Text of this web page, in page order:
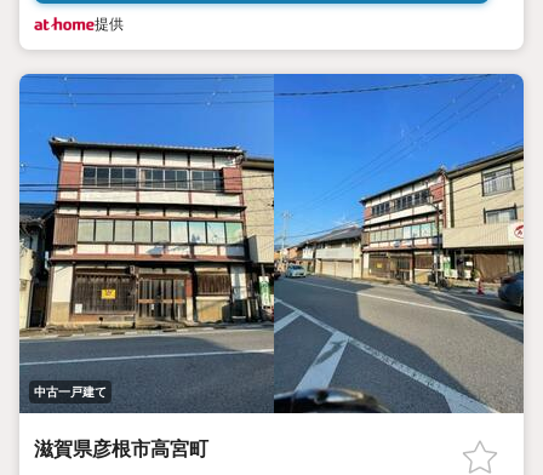
提供
中古一戸建て
滋賀県彦根市高宮町